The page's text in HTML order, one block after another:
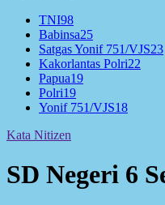
TNI98
Babinsa25
Satgas Yonif 751/VJS23
Kakorlantas Polri22
Papua19
Polri19
Yonif 751/VJS18
Kata Nitizen
SD Negeri 6